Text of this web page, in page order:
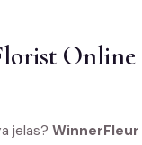
Online
jelas? WinnerFleur